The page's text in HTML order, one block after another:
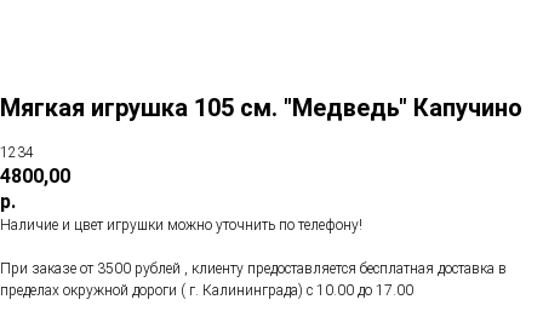
Мягкая игрушка 105 см. "Медведь" Капучино
1234
4800,00
р.
Наличие и цвет игрушки можно уточнить по телефону!
При заказе от 3500 рублей , клиенту предоставляется бесплатная доставка в
пределах окружной дороги ( г. Калининграда) с 10.00 до 17.00